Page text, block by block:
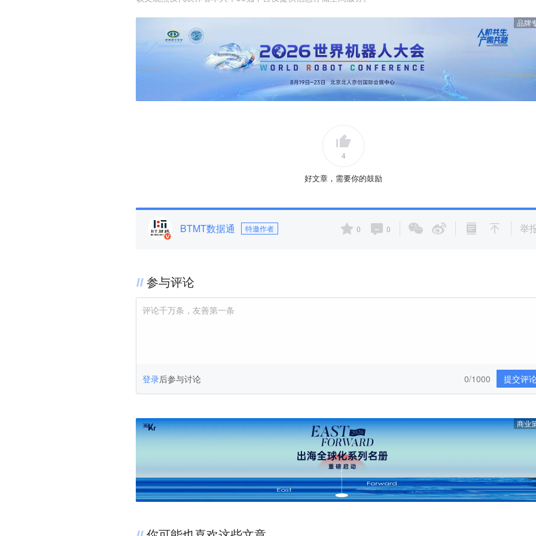
品牌
4
好文章，需要你的鼓励
BTMT数据通 特邀作者 0 0 举
参与评论
评论千万条，友善第一条
登录后参与讨论 提交评
0/1000
商业